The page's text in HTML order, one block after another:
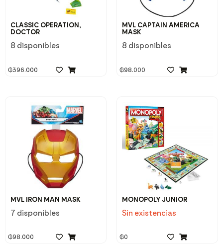
CLASSIC OPERATION,
DOCTOR
8 disponibles
₲396.000
MVL CAPTAIN AMERICA
MASK
8 disponibles
₲98.000
MVL IRON MAN MASK
7 disponibles
₲98.000
MONOPOLY JUNIOR
Sin existencias
₲0